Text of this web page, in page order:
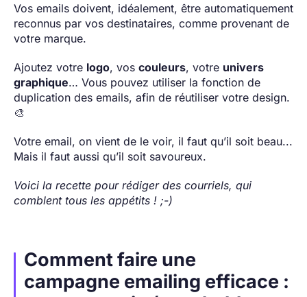
Vos emails doivent, idéalement, être automatiquement
reconnus par vos destinataires, comme provenant de
votre marque.
Ajoutez votre logo, vos couleurs, votre univers
graphique… Vous pouvez utiliser la fonction de
duplication des emails, afin de réutiliser votre design.
🎨
Votre email, on vient de le voir, il faut qu’il soit beau...
Mais il faut aussi qu’il soit savoureux.
Voici la recette pour rédiger des courriels, qui
comblent tous les appétits ! ;-)
Comment faire une
campagne emailing efficace :